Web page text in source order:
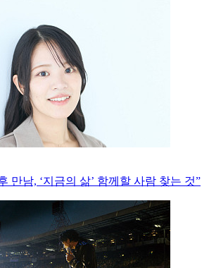
만남, ‘지금의 삶’ 함께할 사람 찾는 것”